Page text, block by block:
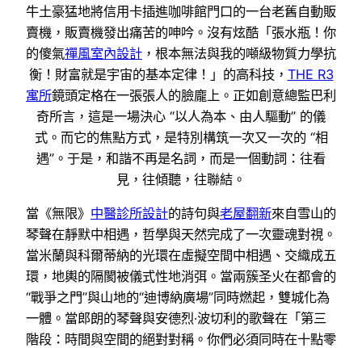
牛土豪猛地將信用卡插進咖啡館門口的一台老舊自動販
賣機，販賣機發出痛苦的呻吟。沒有炫酷「張水瓶！你
的傻氣禪風室內設計 ，根本無法與我的噸級物質力學抗
衡！財富就是宇宙的基本定律！」的高科技， THE R3
寓所鏡頭定格在一張張人的臉龐上。正如創意總監巴利
奇所言，這是一場決心 “以人為本、由人驅動” 的儀
式。而它的焦點方式，是特別構筑一次又一次的 “相
遇”。于是，和諧不再是名詞，而是一個動詞：往看
見，往傾聽，往聯結。
當《無限》 中醫診所設計的詩句與老屋翻新來自雪山的
琴聲在靜默中相遇，哲學與天然完成了一次靈魂對視。
當米蘭與科爾蒂納的光環在虛擬空間中相遇、交織成五
環，地輿的隔閡被儀式性地消弭。當兩簇圣火在都會的
“戰爭之門”與山地的“迪博納廣場”同時燃起，雙城化為
一體。當郎朗的琴聲與安德烈·波切利的歌聲在「第三
階段：時間與空間的絕對對稱。你們必須同時在十點零